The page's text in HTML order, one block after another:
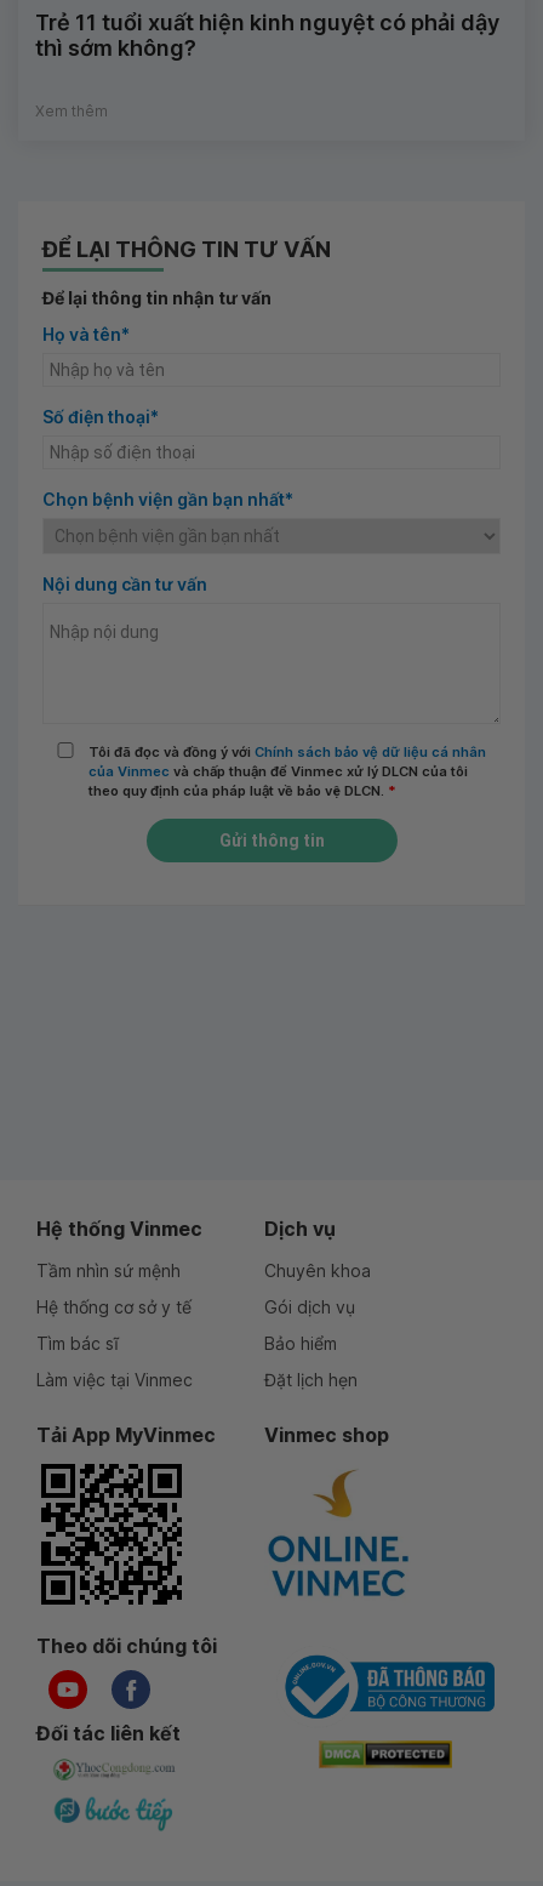
Trẻ 11 tuổi xuất hiện kinh nguyệt có phải dậy
thì sớm không?
Xem thêm
ĐỂ LẠI THÔNG TIN TƯ VẤN
Để lại thông tin nhận tư vấn
Họ và tên*
Số điện thoại*
Chọn bệnh viện gần bạn nhất*
Nội dung cần tư vấn
Tôi đã đọc và đồng ý với Chính sách bảo vệ dữ liệu cá nhân
của Vinmec và chấp thuận để Vinmec xử lý DLCN của tôi
theo quy định của pháp luật về bảo vệ DLCN. *
Gửi thông tin
Hệ thống Vinmec
Tầm nhìn sứ mệnh
Hệ thống cơ sở y tế
Tìm bác sĩ
Làm việc tại Vinmec
Dịch vụ
Chuyên khoa
Gói dịch vụ
Bảo hiểm
Đặt lịch hẹn
Tải App MyVinmec Vinmec shop
Theo dõi chúng tôi
Đối tác liên kết